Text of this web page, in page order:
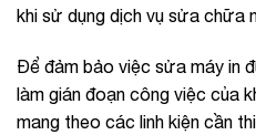
khi sử dụng dịch vụ sửa chữa
Để đảm bảo việc sửa máy in
làm gián đoạn công việc của
mang theo các linh kiện cần